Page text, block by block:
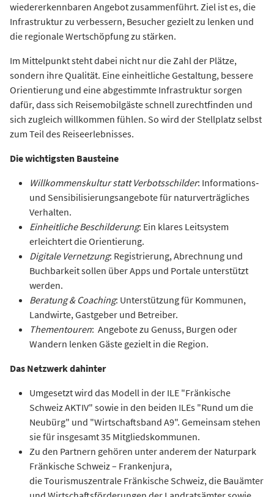
wiedererkennbaren Angebot zusammenführt. Ziel ist es, die
Infrastruktur zu verbessern, Besucher gezielt zu lenken und
die regionale Wertschöpfung zu stärken.
Im Mittelpunkt steht dabei nicht nur die Zahl der Plätze,
sondern ihre Qualität. Eine einheitliche Gestaltung, bessere
Orientierung und eine abgestimmte Infrastruktur sorgen
dafür, dass sich Reisemobilgäste schnell zurechtfinden und
sich zugleich willkommen fühlen. So wird der Stellplatz selbst
zum Teil des Reiseerlebnisses.
Die wichtigsten Bausteine
Willkommenskultur statt Verbotsschilder: Informations‑
und Sensibilisierungsangebote für naturverträgliches
Verhalten.
Einheitliche Beschilderung: Ein klares Leitsystem
erleichtert die Orientierung.
Digitale Vernetzung: Registrierung, Abrechnung und
Buchbarkeit sollen über Apps und Portale unterstützt
werden.
Beratung & Coaching: Unterstützung für Kommunen,
Landwirte, Gastgeber und Betreiber.
Thementouren: Angebote zu Genuss, Burgen oder
Wandern lenken Gäste gezielt in die Region.
Das Netzwerk dahinter
Umgesetzt wird das Modell in der ILE "Fränkische
Schweiz AKTIV" sowie in den beiden ILEs "Rund um die
Neubürg" und "Wirtschaftsband A9". Gemeinsam stehen
sie für insgesamt 35 Mitgliedskommunen.
Zu den Partnern gehören unter anderem der Naturpark
Fränkische Schweiz – Frankenjura,
die Tourismuszentrale Fränkische Schweiz, die Bauämter